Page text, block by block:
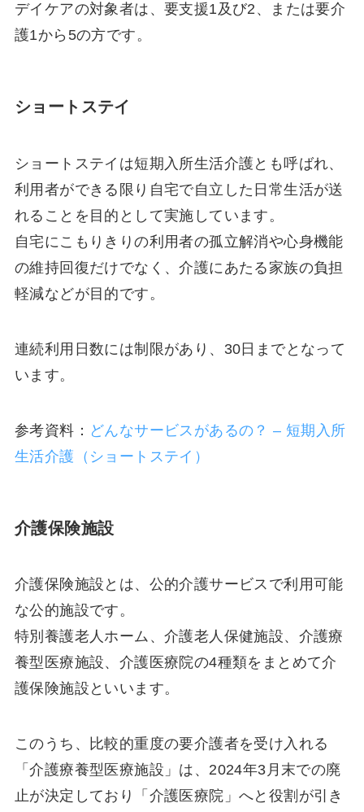
デイケアの対象者は、要支援1及び2、または要介
護1から5の方です。
ショートステイ
ショートステイは短期入所生活介護とも呼ばれ、
利用者ができる限り自宅で自立した日常生活が送
れることを目的として実施しています。
自宅にこもりきりの利用者の孤立解消や心身機能
の維持回復だけでなく、介護にあたる家族の負担
軽減などが目的です。
連続利用日数には制限があり、30日までとなって
います。
参考資料： どんなサービスがあるの？ – 短期入所
生活介護（ショートステイ）
介護保険施設
介護保険施設とは、公的介護サービスで利用可能
な公的施設です。
特別養護老人ホーム、介護老人保健施設、介護療
養型医療施設、介護医療院の4種類をまとめて介
護保険施設といいます。
このうち、比較的重度の要介護者を受け入れる
「介護療養型医療施設」は、2024年3月末での廃
止が決定しており「介護医療院」へと役割が引き